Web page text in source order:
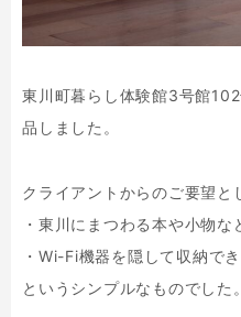
東川町暮らし体験館3号館
品しました。
クライアントからのご要望と
・東川にまつわる本や小物な
・Wi-Fi機器を隠して収納でき
というシンプルなものでした。